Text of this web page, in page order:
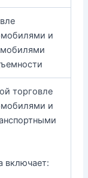
и
торговле
и
включает: